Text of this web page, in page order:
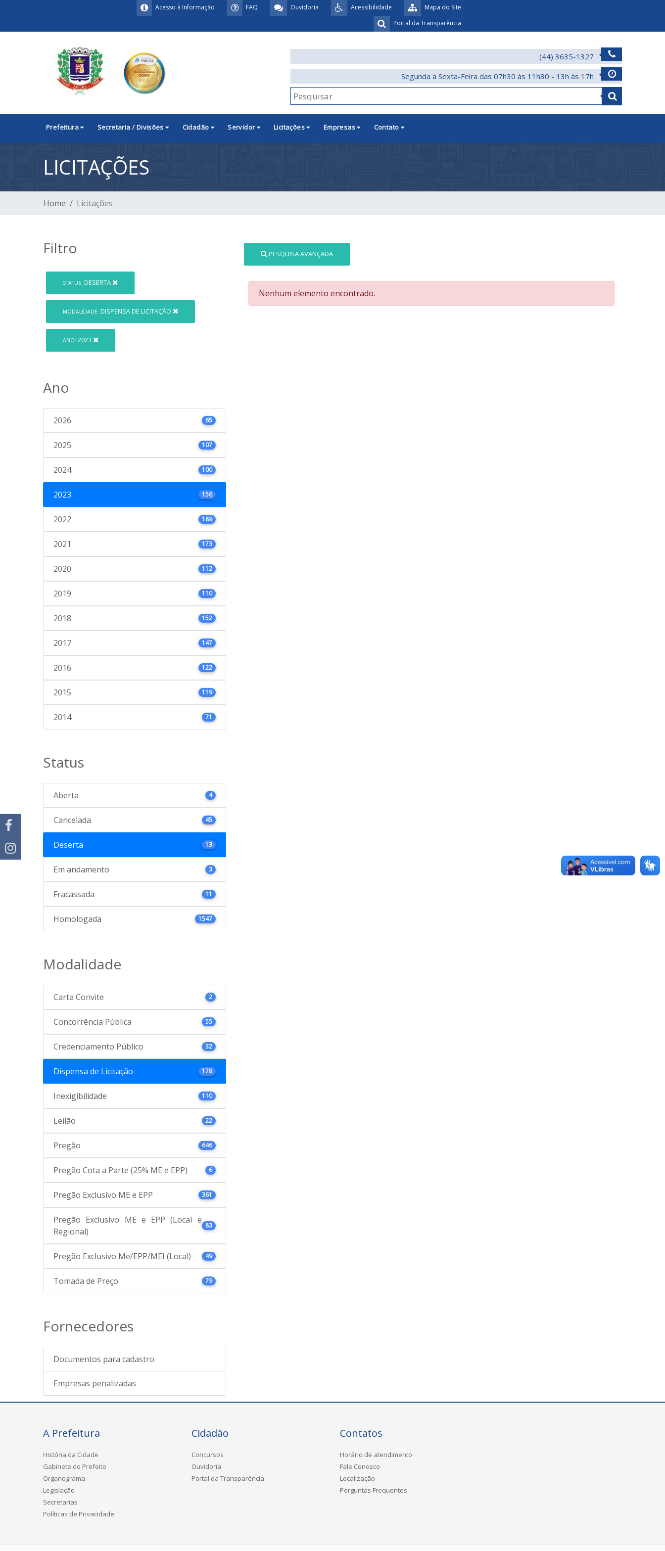
Mapa do Site
Acessibilidade
Ouvidoria
FAQ
Acesso à Informação
Portal da Transparência
(44) 3635-1327
Segunda a Sexta-Feira das 07h30 às 11h30 - 13h às 17h
Prefeitura Secretaria / Divisões Cidadão Servidor Licitações Empresas Contato
LICITAÇÕES
Home Licitações
Filtro
STATUS: DESERTA
MODALIDADE: DISPENSA DE LICITAÇÃO
ANO: 2023
Ano
2026 65
2025 107
2024 100
2023 156
2022 189
2021 173
2020 112
2019 110
2018 152
2017 147
2016 122
2015 119
2014 71
Status
Aberta 4
Cancelada 45
Deserta 13
Em andamento 3
Fracassada 11
Homologada 1547
Modalidade
Carta Convite 2
Concorrência Pública 55
Credenciamento Público 32
Dispensa de Licitação 178
Inexigibilidade 110
Leilão 22
Pregão 646
Pregão Cota a Parte (25% ME e EPP) 6
Pregão Exclusivo ME e EPP 361
Pregão Exclusivo ME e EPP (Local e
Regional)
83
Pregão Exclusivo Me/EPP/MEI (Local) 49
Tomada de Preço 79
Fornecedores
Documentos para cadastro
Empresas penalizadas
PESQUISA AVANÇADA
Nenhum elemento encontrado.
A Prefeitura
História da Cidade
Gabinete do Prefeito
Organograma
Legislação
Secretarias
Políticas de Privacidade
Cidadão
Concursos
Ouvidoria
Portal da Transparência
Contatos
Horário de atendimento
Fale Conosco
Localização
Perguntas Frequentes